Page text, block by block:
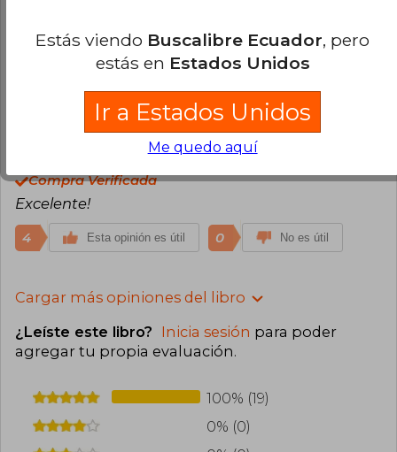
Compra Verificada
Esta opinión es útil 0 No es útil
John Alexander Carrillo
Compra Verificada
Excelente!
4 Esta opinión es útil 0 No es útil
Cargar más opiniones del libro
¿Leíste este libro? Inicia sesión para poder
agregar tu propia evaluación.
100% (19)
0% (0)
Estás viendo Buscalibre Ecuador, pero
estás en Estados Unidos
Ir a Estados Unidos
Me quedo aquí